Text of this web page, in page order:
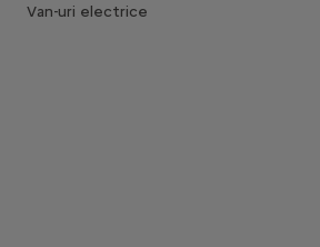
Van-uri electrice